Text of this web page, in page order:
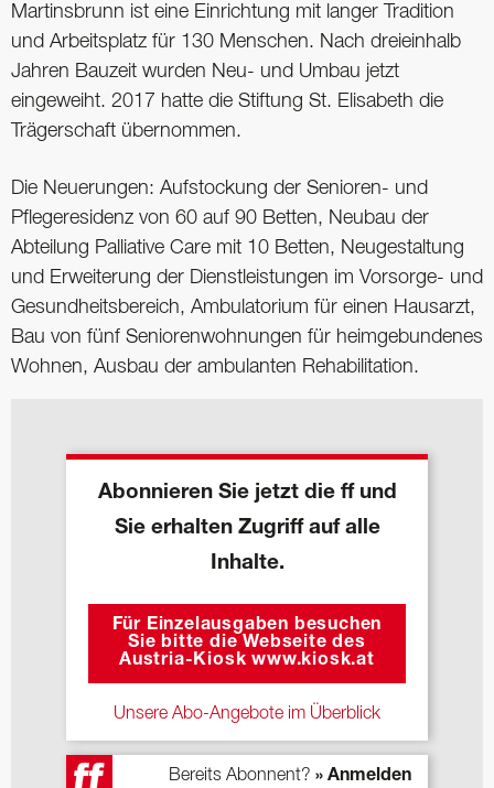
Martinsbrunn ist eine Einrichtung mit langer Tradition
und Arbeitsplatz für 130 Menschen. Nach dreieinhalb
Jahren Bauzeit wurden Neu- und Umbau jetzt
eingeweiht. 2017 hatte die Stiftung St. Elisabeth die
Trägerschaft übernommen.
Die Neuerungen: Aufstockung der Senioren- und
Pflegeresidenz von 60 auf 90 Betten, Neubau der
Abteilung Palliative Care mit 10 Betten, Neugestaltung
und Erweiterung der Dienstleistungen im Vorsorge- und
Gesundheitsbereich, Ambulatorium für einen Hausarzt,
Bau von fünf Seniorenwohnungen für heimgebundenes
Wohnen, Ausbau der ambulanten Rehabilitation.
Abonnieren Sie jetzt die ff und
Sie erhalten Zugriff auf alle
Inhalte.
Für Einzelausgaben besuchen
Sie bitte die Webseite des
Austria-Kiosk www.kiosk.at
Unsere Abo-Angebote im Überblick
Bereits Abonnent? » Anmelden